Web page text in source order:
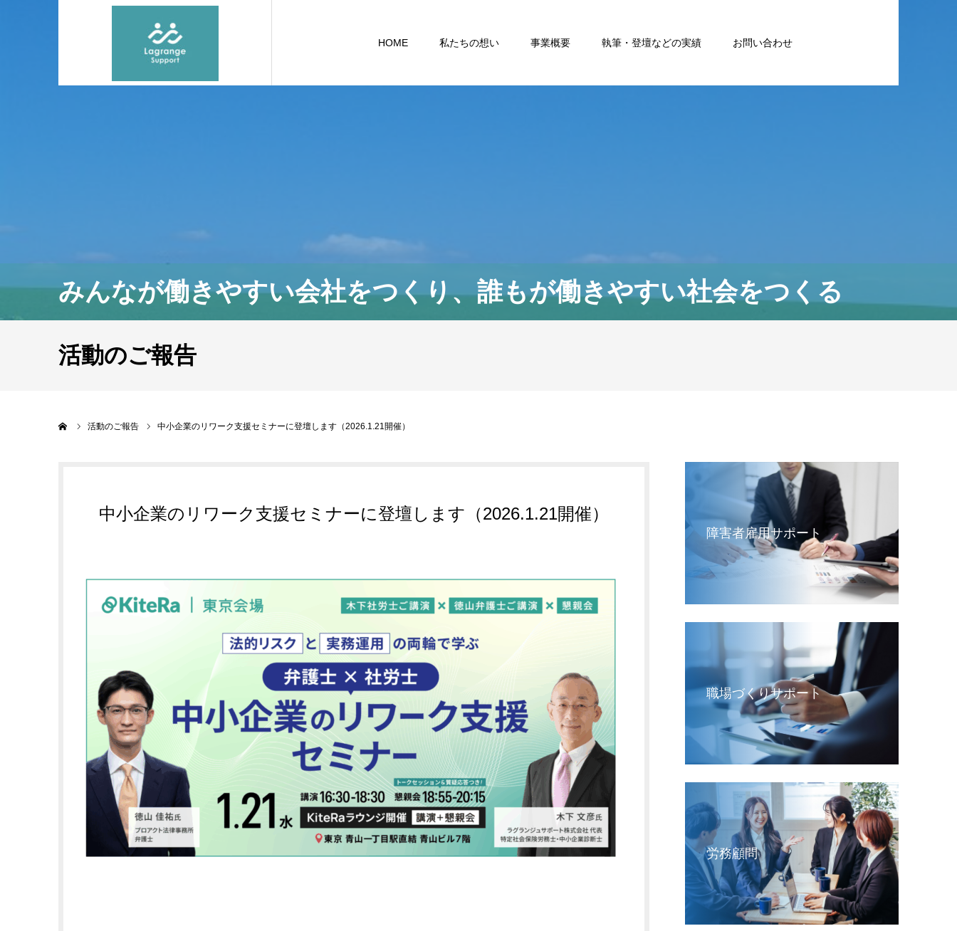
HOME 私たちの想い 事業概要 執筆・登壇などの実績 お問い合わせ
みんなが働きやすい会社をつくり、誰もが働きやすい社会をつくる
活動のご報告
活動のご報告 中小企業のリワーク支援セミナーに登壇します（2026.1.21開催）
中小企業のリワーク支援セミナーに登壇します（2026.1.21開催）
障害者雇用サポート
職場づくりサポート
労務顧問